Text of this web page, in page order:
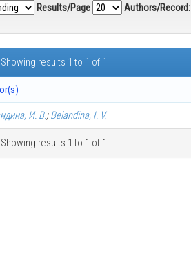
Results/Page Authors/Record:
Showing results 1 to 1 of 1
И. В.;Belandina, I. V.
Showing results 1 to 1 of 1